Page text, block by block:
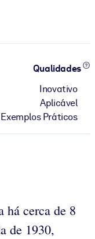
Qualidades
Inovativo
Aplicável
Exemplos Práticos
há cerca de 8
de 1930,